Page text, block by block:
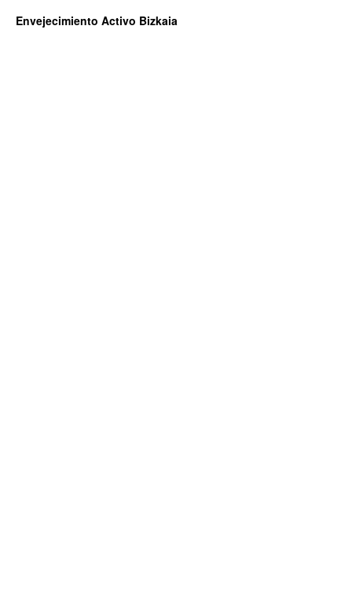
Envejecimiento Activo Bizkaia